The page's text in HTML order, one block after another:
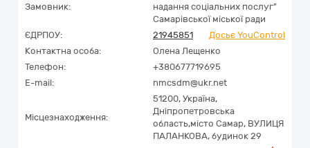
Замовник:
надання соціальних послуг"
Самарівської міської ради
ЄДРПОУ:
21945851
Досьє YouControl
Контактна особа:
Олена Лещенко
Телефон:
+380677719695
E-mail:
nmcsdm@ukr.net
Місцезнаходження:
51200, Україна,
Дніпропетровська
область,місто Самар, ВУЛИЦЯ
ПАЛАНКОВА, будинок 29